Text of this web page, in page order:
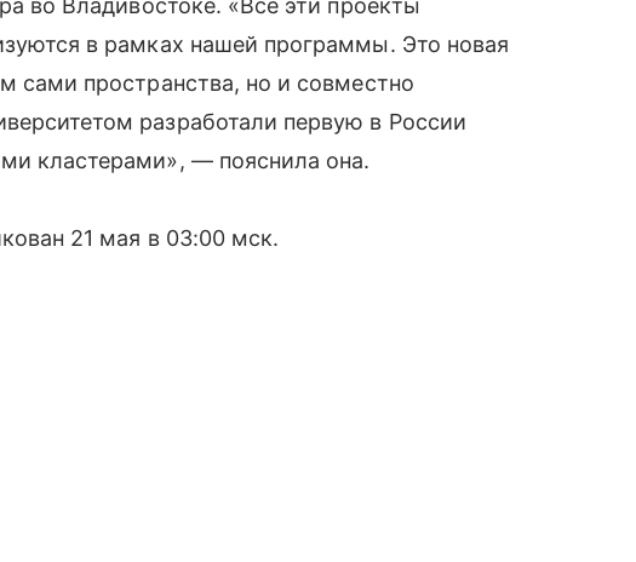
во Владивостоке. «Все эти проекты
в рамках нашей программы. Это новая
сами пространства, но и совместно
разработали первую в России
кластерами», — пояснила она.
21 мая в 03:00 мск.